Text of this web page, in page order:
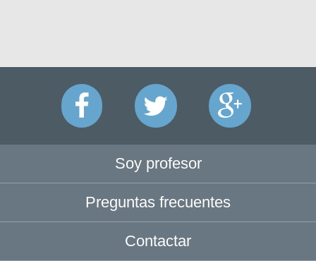
Soy profesor
Preguntas frecuentes
Contactar